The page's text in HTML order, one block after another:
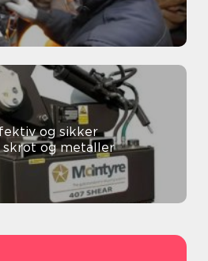
skrot og metaller